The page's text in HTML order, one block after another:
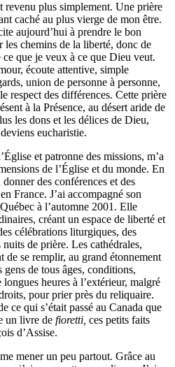
revenu plus simplement. Une prière
caché au plus vierge de mon être.
aujourd’hui à prendre le bon
les chemins de la liberté, donc de
ce que je veux à ce que Dieu veut.
écoute attentive, simple
union de personne à personne,
respect des différences. Cette prière
à la Présence, au désert aride de
les dons et les délices de Dieu,
eucharistie.
et patronne des missions, m’a
de l’Église et du monde. En
des conférences et des
France. J’ai accompagné son
à l’automne 2001. Elle
créant un espace de liberté et
célébrations liturgiques, des
de prière. Les cathédrales,
de se remplir, au grand étonnement
gens de tous âges, conditions,
heures à l’extérieur, malgré
pour prier près du reliquaire.
ce qui s’était passé au Canada que
un livre de fioretti, ces petits faits
d’Assise.
mener un peu partout. Grâce au